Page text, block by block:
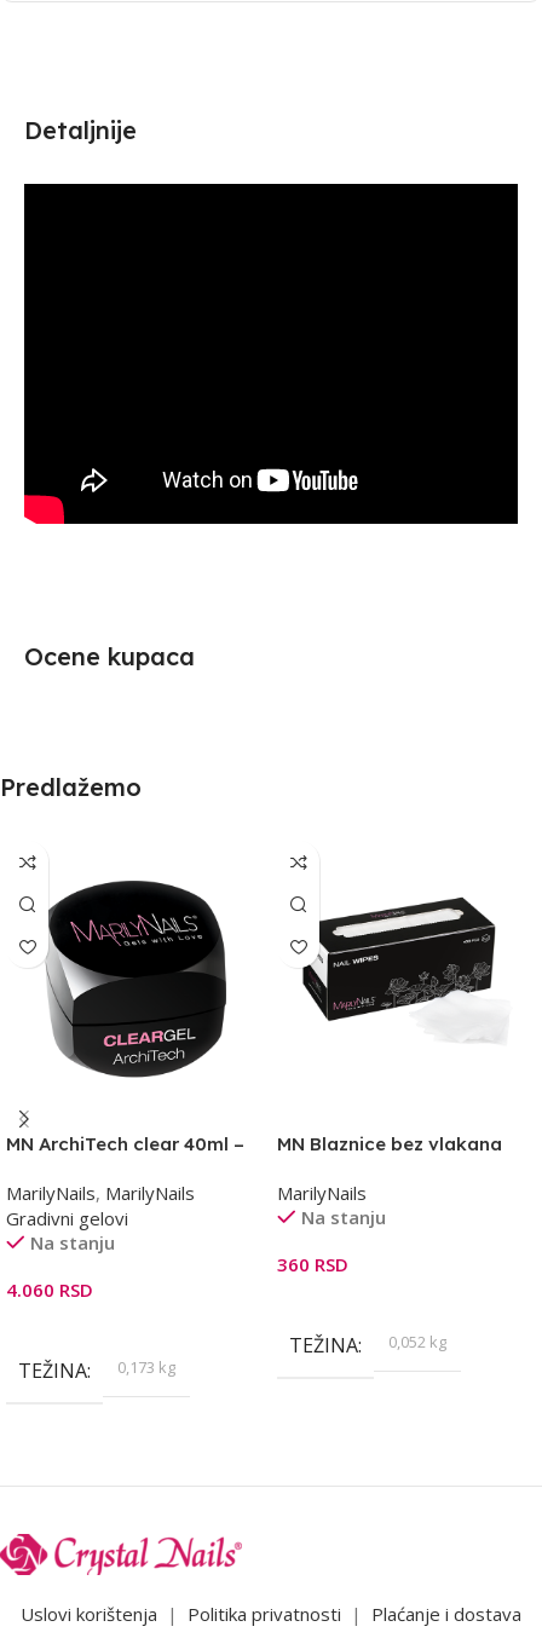
Detaljnije
Ocene kupaca
Predlažemo
MN ArchiTech clear 40ml –
MarilyNails, MarilyNails
Gradivni gelovi
Na stanju
4.060 RSD
TEŽINA 0,173 kg
MN Blaznice bez vlakana
MarilyNails
Na stanju
360 RSD
TEŽINA 0,052 kg
Uslovi korištenja | Politika privatnosti | Plaćanje i dostava